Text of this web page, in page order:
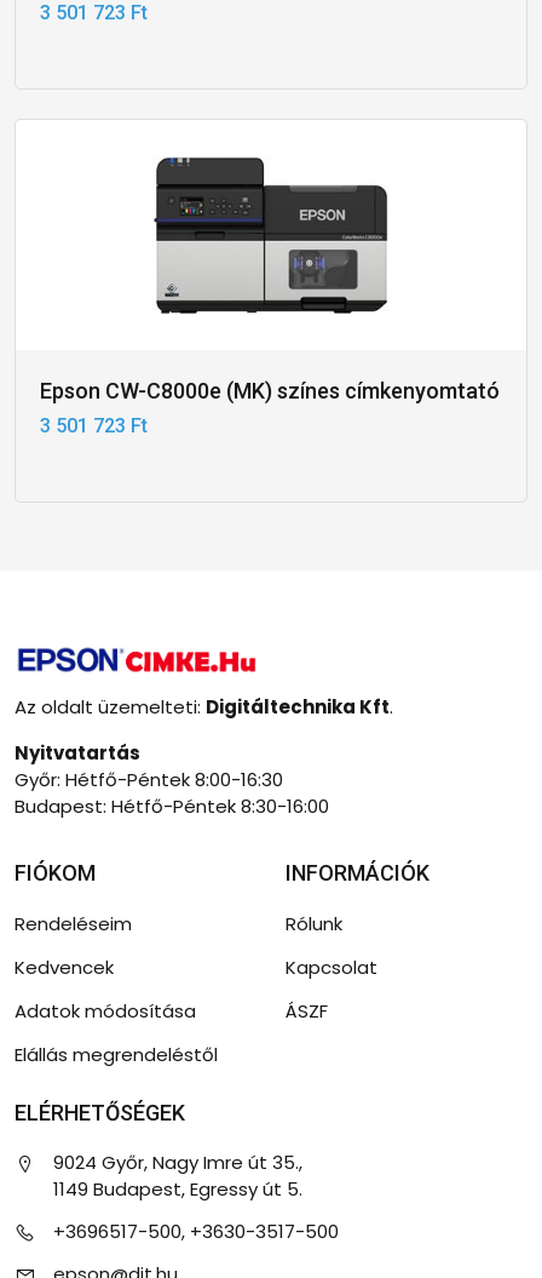
3 501 723 Ft
Epson CW-C8000e (MK) színes címkenyomtató
3 501 723 Ft
Az oldalt üzemelteti: Digitáltechnika Kft.
Nyitvatartás
Győr: Hétfő-Péntek 8:00-16:30
Budapest: Hétfő-Péntek 8:30-16:00
FIÓKOM
Rendeléseim
Kedvencek
Adatok módosítása
Elállás megrendeléstől
INFORMÁCIÓK
Rólunk
Kapcsolat
ÁSZF
ELÉRHETŐSÉGEK
9024 Győr, Nagy Imre út 35.,
1149 Budapest, Egressy út 5.
+3696517-500, +3630-3517-500